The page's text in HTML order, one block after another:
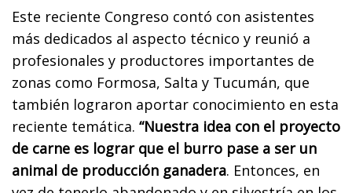
Este reciente Congreso contó con asistentes
más dedicados al aspecto técnico y reunió a
profesionales y productores importantes de
zonas como Formosa, Salta y Tucumán, que
también lograron aportar conocimiento en esta
reciente temática. “Nuestra idea con el proyecto
de carne es lograr que el burro pase a ser un
animal de producción ganadera. Entonces, en